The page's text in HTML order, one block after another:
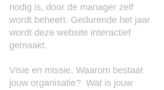
nodig is, door de manager zelf
wordt beheert. Gedurende het jaar
wordt deze website interactief
gemaakt.
Visie en missie. Waarom bestaat
jouw organisatie?  Wat is jouw